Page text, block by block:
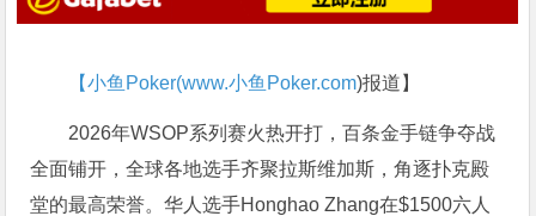
【小鱼Poker(www.小鱼Poker.com)报道】
2026年WSOP系列赛火热开打，百条金手链争夺战
全面铺开，全球各地选手齐聚拉斯维加斯，角逐扑克殿
堂的最高荣誉。华人选手Honghao Zhang在$1500六人